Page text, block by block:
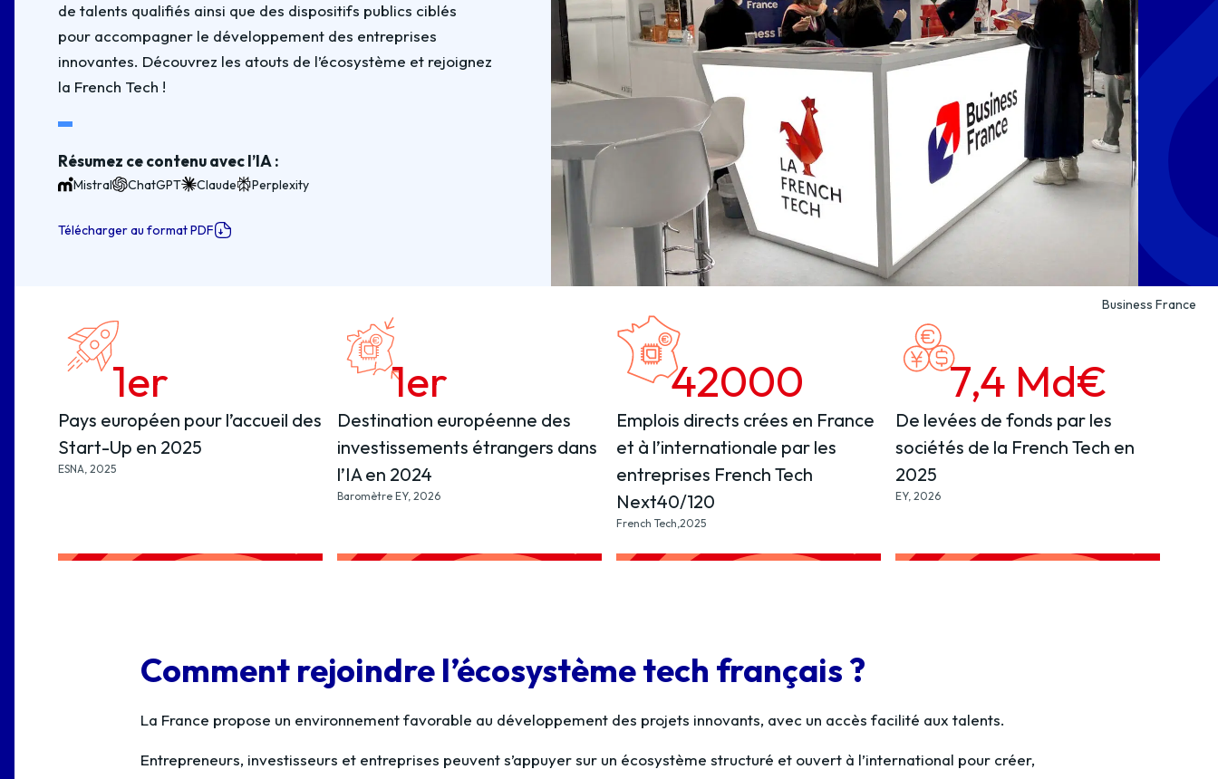
Business France
de talents qualifiés ainsi que des dispositifs publics ciblés
pour accompagner le développement des entreprises
innovantes. Découvrez les atouts de l’écosystème et rejoignez
la French Tech !
Résumez ce contenu avec l’IA :
Mistral ChatGPT Claude Perplexity
Télécharger au format PDF
1er
Pays européen pour l’accueil des
Start-Up en 2025
ESNA, 2025
1er
Destination européenne des
investissements étrangers dans
l’IA en 2024
Baromètre EY, 2026
42000
Emplois directs crées en France
et à l’internationale par les
entreprises French Tech
Next40/120
French Tech,2025
7,4 Md€
De levées de fonds par les
sociétés de la French Tech en
2025
EY, 2026
Comment rejoindre l’écosystème tech français ?
La France propose un environnement favorable au développement des projets innovants, avec un accès facilité aux talents.
Entrepreneurs, investisseurs et entreprises peuvent s’appuyer sur un écosystème structuré et ouvert à l’international pour créer,